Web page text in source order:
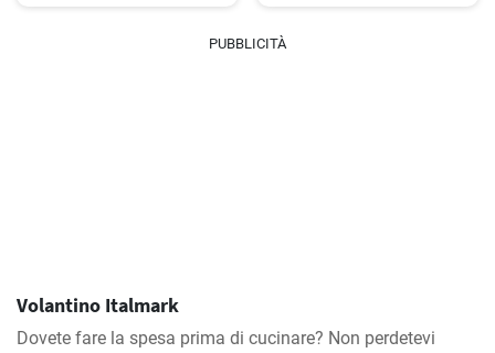
PUBBLICITÀ
Volantino Italmark
Dovete fare la spesa prima di cucinare? Non perdetevi